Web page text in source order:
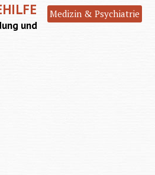
von
Medizin & Psychiatrie
und